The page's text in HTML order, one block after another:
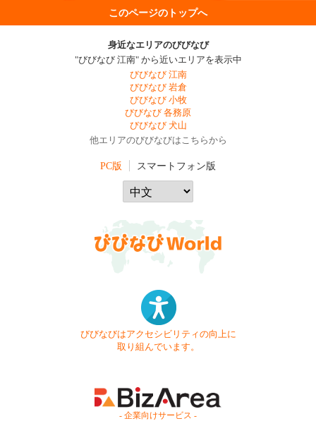
このページのトップへ
身近なエリアのびびなび
"びびなび 江南" から近いエリアを表示中
びびなび 江南
びびなび 岩倉
びびなび 小牧
びびなび 各務原
びびなび 犬山
他エリアのびびなびはこちらから
PC版 スマートフォン版
びびなびはアクセシビリティの向上に
取り組んでいます。
- 企業向けサービス -